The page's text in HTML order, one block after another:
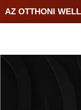
AZ OTTHONI